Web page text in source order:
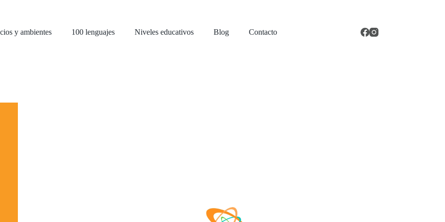
y ambientes 100 lenguajes Niveles educativos Blog Contacto